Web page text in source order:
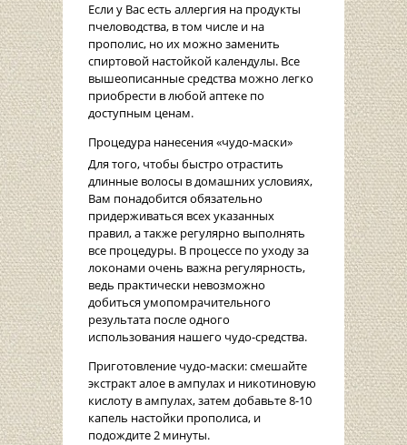
Если у Вас есть аллергия на продукты
пчеловодства, в том числе и на
прополис, но их можно заменить
спиртовой настойкой календулы. Все
вышеописанные средства можно легко
приобрести в любой аптеке по
доступным ценам.
Процедура нанесения «чудо-маски»
Для того, чтобы быстро отрастить
длинные волосы в домашних условиях,
Вам понадобится обязательно
придерживаться всех указанных
правил, а также регулярно выполнять
все процедуры. В процессе по уходу за
локонами очень важна регулярность,
ведь практически невозможно
добиться умопомрачительного
результата после одного
использования нашего чудо-средства.
Приготовление чудо-маски: смешайте
экстракт алое в ампулах и никотиновую
кислоту в ампулах, затем добавьте 8-10
капель настойки прополиса, и
подождите 2 минуты.